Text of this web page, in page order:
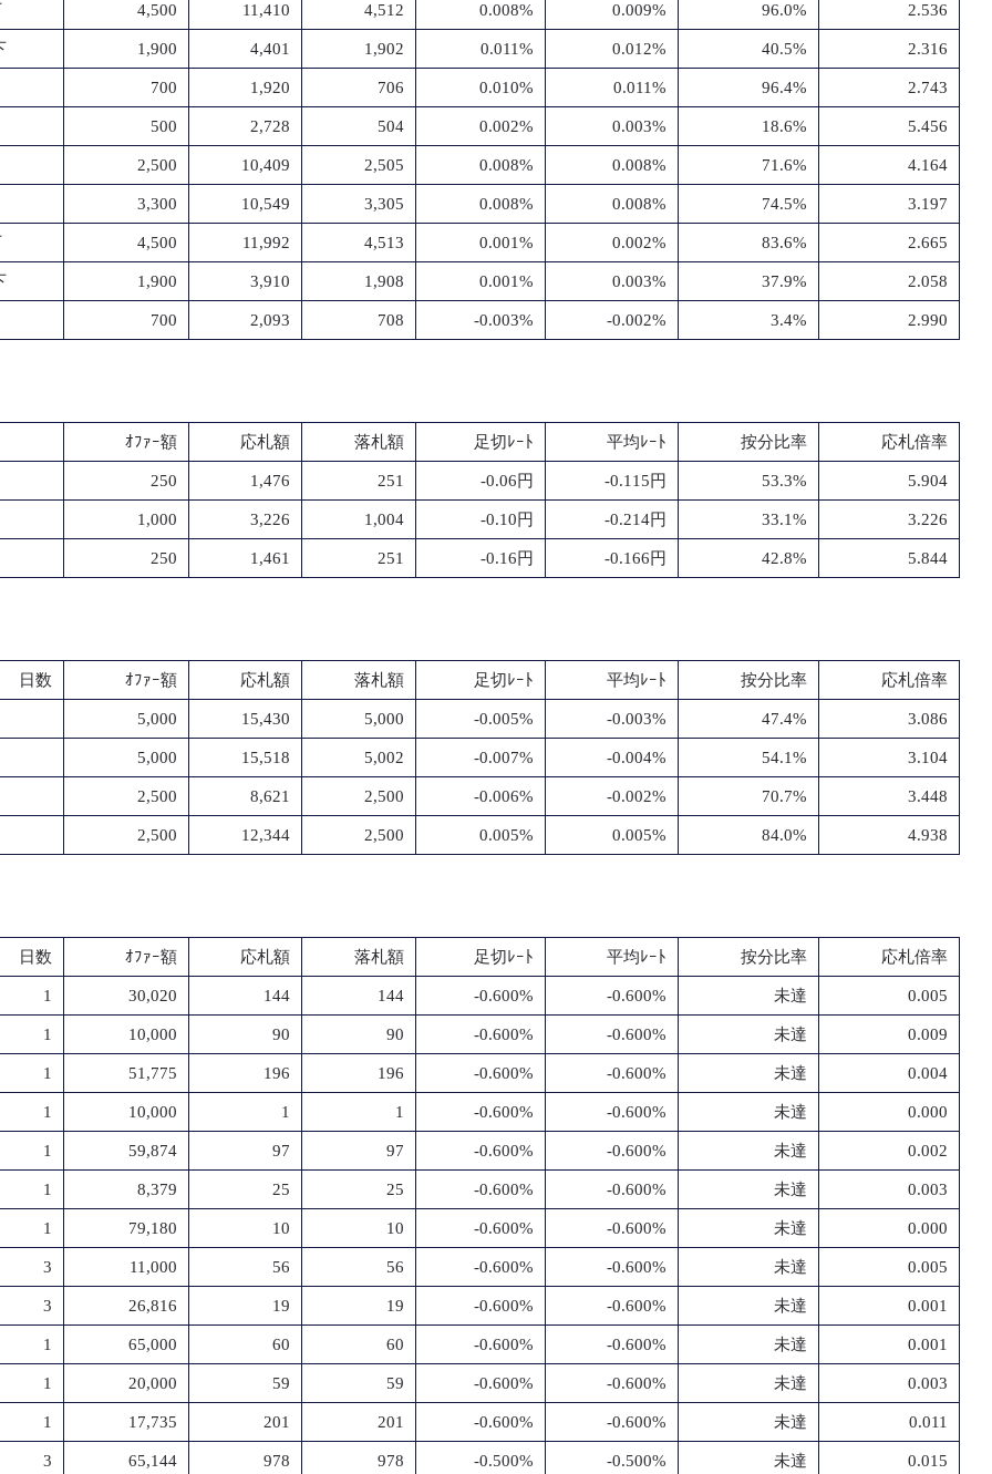
4,500 11,410 4,512 0.008% 0.009% 96.0% 2.536
1,900 4,401 1,902 0.011% 0.012% 40.5% 2.316
700 1,920 706 0.010% 0.011% 96.4% 2.743
500 2,728 504 0.002% 0.003% 18.6% 5.456
2,500 10,409 2,505 0.008% 0.008% 71.6% 4.164
3,300 10,549 3,305 0.008% 0.008% 74.5% 3.197
4,500 11,992 4,513 0.001% 0.002% 83.6% 2.665
1,900 3,910 1,908 0.001% 0.003% 37.9% 2.058
700 2,093 708 -0.003% -0.002% 3.4% 2.990
ｵﾌｧｰ額 応札額 落札額 足切ﾚｰﾄ 平均ﾚｰﾄ 按分比率 応札倍率
250 1,476 251 -0.06円 -0.115円 53.3% 5.904
1,000 3,226 1,004 -0.10円 -0.214円 33.1% 3.226
250 1,461 251 -0.16円 -0.166円 42.8% 5.844
日数 ｵﾌｧｰ額 応札額 落札額 足切ﾚｰﾄ 平均ﾚｰﾄ 按分比率 応札倍率
5,000 15,430 5,000 -0.005% -0.003% 47.4% 3.086
5,000 15,518 5,002 -0.007% -0.004% 54.1% 3.104
2,500 8,621 2,500 -0.006% -0.002% 70.7% 3.448
2,500 12,344 2,500 0.005% 0.005% 84.0% 4.938
日数 ｵﾌｧｰ額 応札額 落札額 足切ﾚｰﾄ 平均ﾚｰﾄ 按分比率 応札倍率
1 30,020 144 144 -0.600% -0.600% 未達 0.005
1 10,000 90 90 -0.600% -0.600% 未達 0.009
1 51,775 196 196 -0.600% -0.600% 未達 0.004
1 10,000 1 1 -0.600% -0.600% 未達 0.000
1 59,874 97 97 -0.600% -0.600% 未達 0.002
1 8,379 25 25 -0.600% -0.600% 未達 0.003
1 79,180 10 10 -0.600% -0.600% 未達 0.000
3 11,000 56 56 -0.600% -0.600% 未達 0.005
3 26,816 19 19 -0.600% -0.600% 未達 0.001
1 65,000 60 60 -0.600% -0.600% 未達 0.001
1 20,000 59 59 -0.600% -0.600% 未達 0.003
1 17,735 201 201 -0.600% -0.600% 未達 0.011
3 65,144 978 978 -0.500% -0.500% 未達 0.015